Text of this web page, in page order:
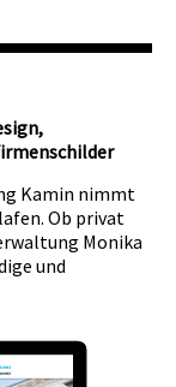
Kamin nimmt
Ob privat
Monika
und